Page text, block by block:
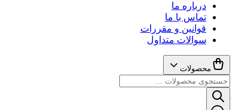
درباره ما
تماس با ما
قوانین و مقررات
سوالات متداول
محصولات